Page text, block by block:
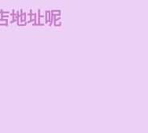
地址呢